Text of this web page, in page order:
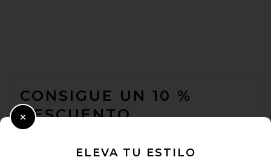
CONSIGUE UN 10 %
DESCUENTO
electrónico. Puede retirarse en cualquier momento.
ELEVA TU ESTILO
Close Modal